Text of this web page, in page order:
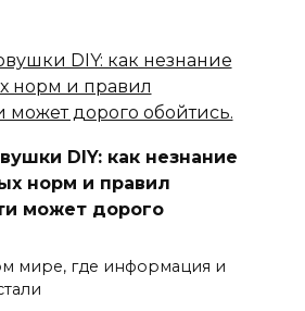
DIY: как незнание
норм и правил
может дорого
мире, где информация и